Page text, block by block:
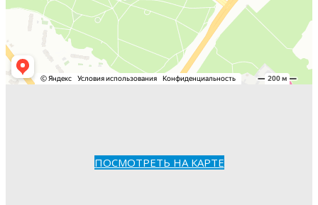
ПОСМОТРЕТЬ НА КАРТЕ